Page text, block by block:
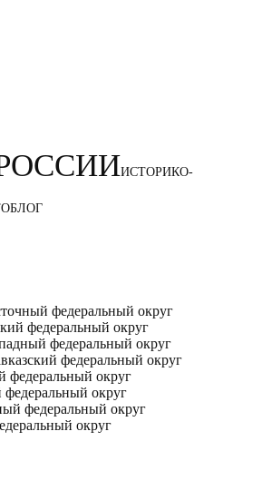
ИСТОРИКО-
федеральный округ
федеральный округ
федеральный округ
федеральный округ
федеральный округ
федеральный округ
федеральный округ
округ